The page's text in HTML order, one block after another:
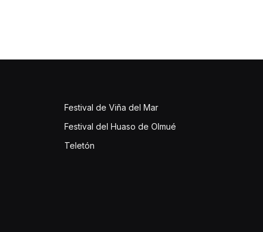
Festival de Viña del Mar
Festival del Huaso de Olmué
Teletón